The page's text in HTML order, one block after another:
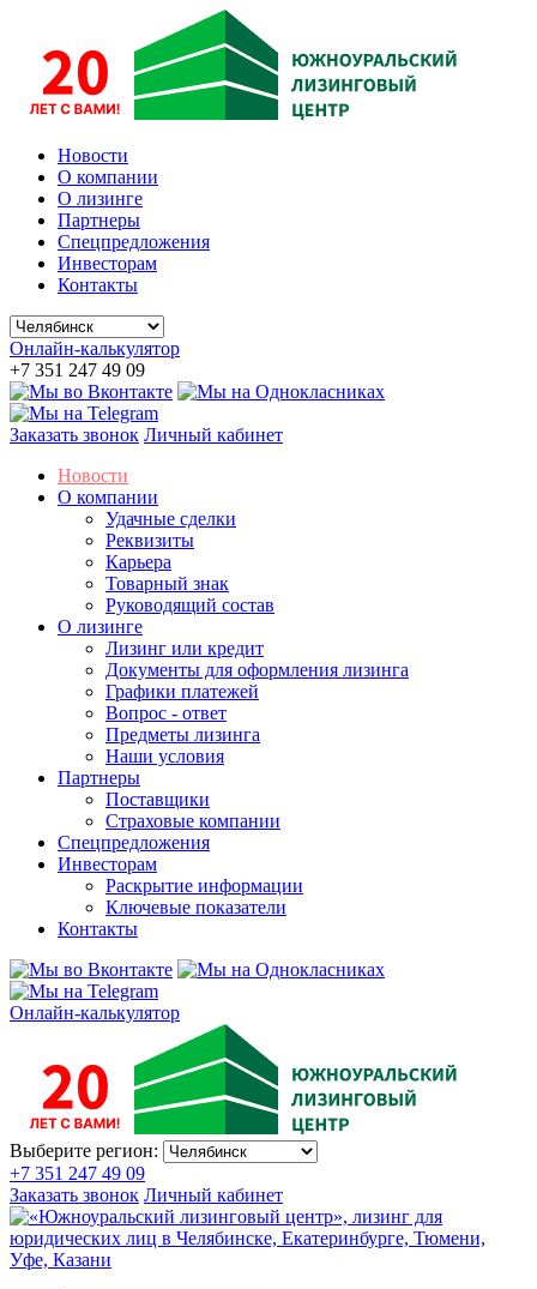
Новости
О компании
О лизинге
Партнеры
Спецпредложения
Инвесторам
Контакты
Онлайн-калькулятор
+7 351 247 49 09
Заказать звонок Личный кабинет
Новости
О компании
Удачные сделки
Реквизиты
Карьера
Товарный знак
Руководящий состав
О лизинге
Лизинг или кредит
Документы для оформления лизинга
Графики платежей
Вопрос - ответ
Предметы лизинга
Наши условия
Партнеры
Поставщики
Страховые компании
Спецпредложения
Инвесторам
Раскрытие информации
Ключевые показатели
Контакты
Онлайн-калькулятор
Выберите регион:
+7 351 247 49 09
Заказать звонок Личный кабинет